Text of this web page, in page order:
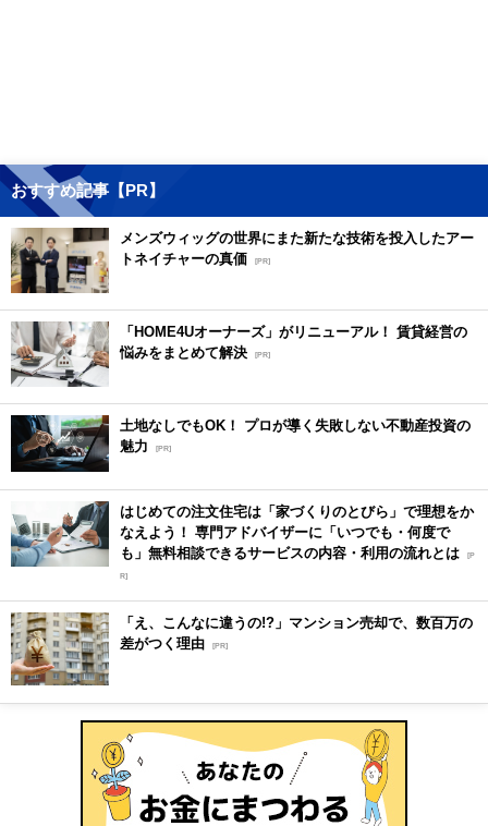
おすすめ記事【PR】
メンズウィッグの世界にまた新たな技術を投入したアー
トネイチャーの真価 [PR]
「HOME4Uオーナーズ」がリニューアル！ 賃貸経営の
悩みをまとめて解決 [PR]
土地なしでもOK！ プロが導く失敗しない不動産投資の
魅力
[PR]
はじめての注文住宅は「家づくりのとびら」で理想をか
なえよう！ 専門アドバイザーに「いつでも・何度で
も」無料相談できるサービスの内容・利用の流れとは [P
R]
「え、こんなに違うの!?」マンション売却で、数百万の
差がつく理由 [PR]